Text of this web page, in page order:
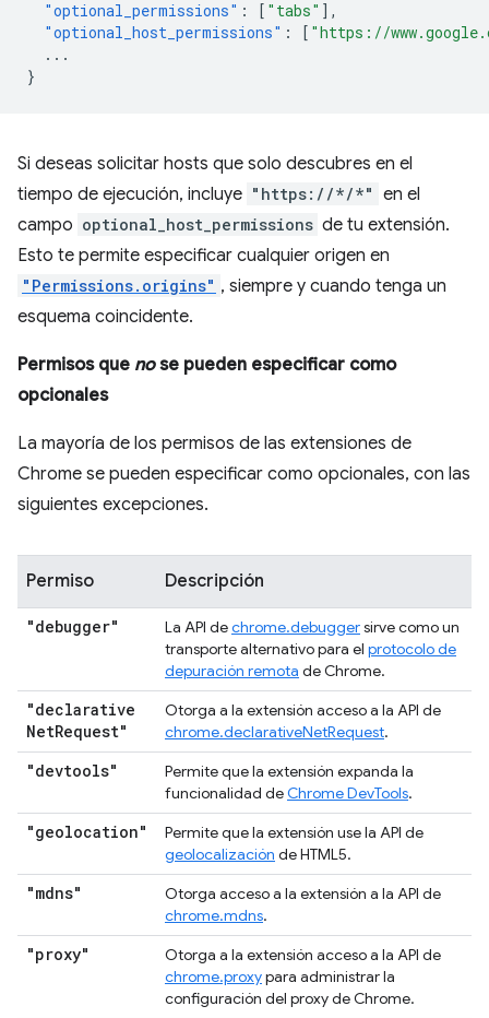
"optional_permissions" : [ "tabs" ],
"optional_host_permissions" : [ "https://
...
}
Si deseas solicitar hosts que solo descubres en el
tiempo de ejecución, incluye "https://*/*" en el
campo optional_host_permissions de tu extensión.
Esto te permite especificar cualquier origen en
"Permissions.origins" , siempre y cuando tenga un
esquema coincidente.
Permisos que nose pueden especificar como
opcionales
La mayoría de los permisos de las extensiones de
Chrome se pueden especificar como opcionales, con las
siguientes excepciones.
Permiso Descripción
"debugger" La API dechrome.debuggersirve como un
transporte alternativo para el protocolo de
depuración remota de Chrome.
"declarative
NetRequest"
Otorga a la extensión acceso a la API de
chrome.declarativeNetRequest.
"devtools"
Permite que la extensión expanda la
funcionalidad deChrome DevTools.
"geolocation"
Permite que la extensión use la API de
geolocalización de HTML5.
"mdns"
Otorga acceso a la extensión a la API de
chrome.mdns.
"proxy"
Otorga a la extensión acceso a la API de
chrome.proxypara administrar la
configuración del proxy de Chrome.